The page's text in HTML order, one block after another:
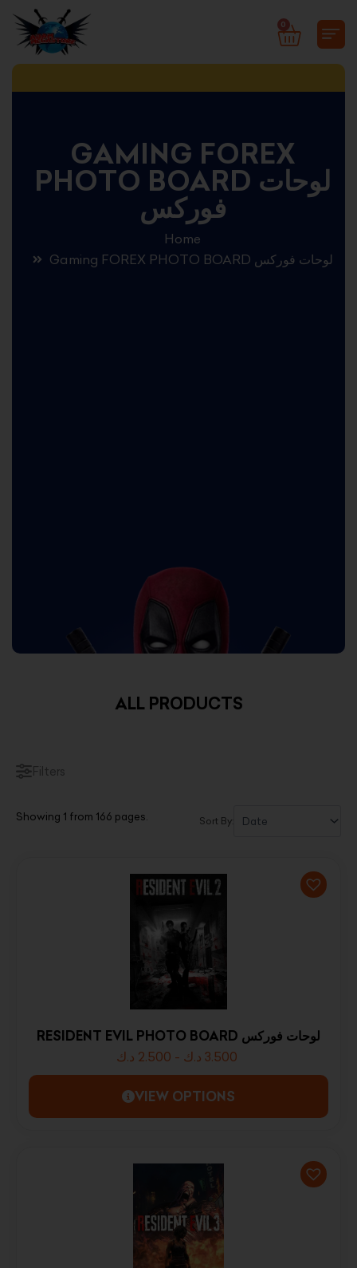
content
0
CART
GAMING FOREX
PHOTO BOARD لوحات
فوركس
Home
Gaming FOREX PHOTO BOARD لوحات فوركس
ALL PRODUCTS
Filters
Showing 1 from 166 pages. Sort By:
RESIDENT EVIL PHOTO BOARD لوحات فوركس
2.500 د.ك - 3.500 د.ك
VIEW OPTIONS